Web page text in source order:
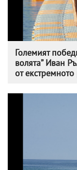
Големият
волята” Иван
от